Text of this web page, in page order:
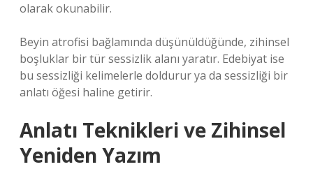
olarak okunabilir.
Beyin atrofisi bağlamında düşünüldüğünde, zihinsel
boşluklar bir tür sessizlik alanı yaratır. Edebiyat ise
bu sessizliği kelimelerle doldurur ya da sessizliği bir
anlatı öğesi haline getirir.
Anlatı Teknikleri ve Zihinsel
Yeniden Yazım